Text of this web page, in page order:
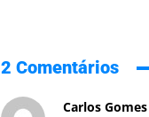
2 Comentários
Carlos Gomes